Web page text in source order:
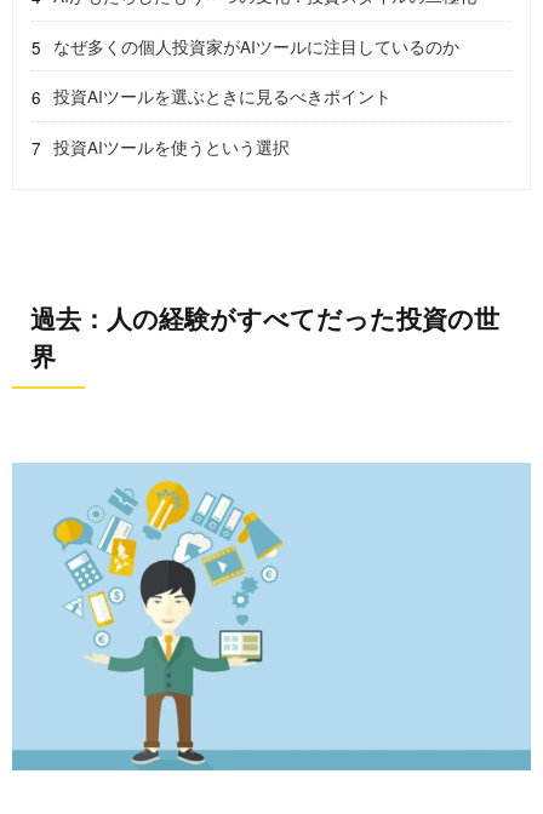
なぜ多くの個人投資家がAIツールに注目しているのか
投資AIツールを選ぶときに見るべきポイント
投資AIツールを使うという選択
過去：人の経験がすべてだった投資の世
界